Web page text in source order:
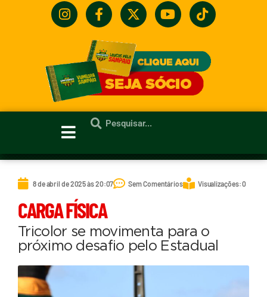
8 de abril de 2025 às 20:07 Sem Comentários Visualizações: 0
CARGA FÍSICA
Tricolor se movimenta para o
próximo desafio pelo Estadual